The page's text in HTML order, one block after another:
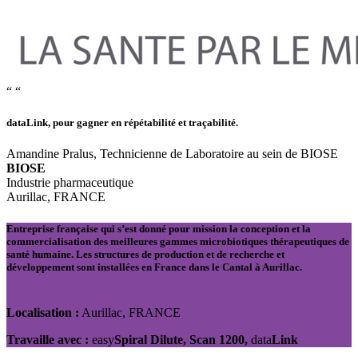
“ “
dataLink, pour gagner en répétabilité et traçabilité.
Amandine Pralus, Technicienne de Laboratoire au sein de BIOSE
BIOSE
Industrie pharmaceutique
Aurillac, FRANCE
Entreprise française qui s’est donné pour mission la conception et la
commercialisation des meilleures gammes microbiotiques thérapeutiques de
santé humaine. Les structures de production et de recherche et
développement sont installées en France dans le Cantal à Aurillac.
Localisation : Aurillac, FRANCE
Travaille avec : easySpiral Dilute, Scan 1200, dataLink